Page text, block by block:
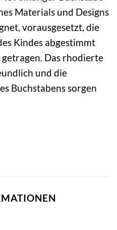
Materials und Designs
vorausgesetzt, die
Kindes abgestimmt
Das rhodierte
und die
Buchstabens sorgen